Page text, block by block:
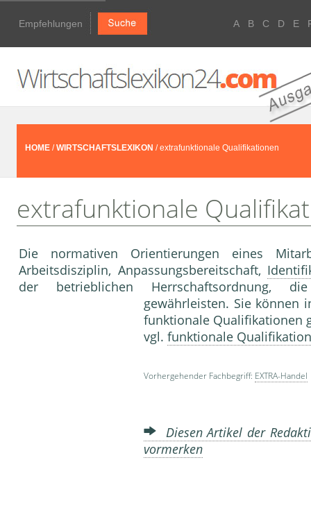
Empfehlungen A B C D E
HOME /WIRTSCHAFTSLEXIKON / extrafunktionale Qualifikationen
extrafunktionale
Die normati­ven Orientierungen eines
Arbeitsdisziplin, Anpas­sungsbereitschaft,
der betrieblichen Herr­schaftsordnung,
gewährleisten. Sie können
funktionale Qualifi­kationen
vgl. funktionale
Vorhergehender Fachbegriff: EXTRA-Handel
Diesen Artikel der
vormerken